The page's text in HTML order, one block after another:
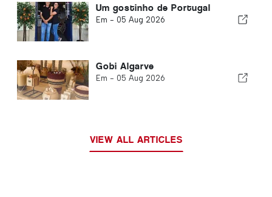
Um gostinho de Portugal
Em - 05 Aug 2026
Gobi Algarve
Em - 05 Aug 2026
VIEW ALL ARTICLES